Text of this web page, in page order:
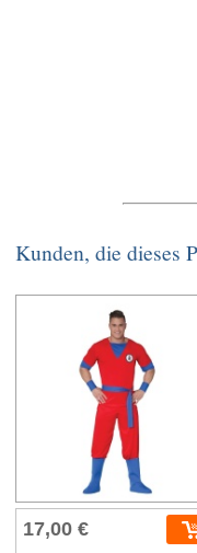
Kunden, die dieses
17,00 €